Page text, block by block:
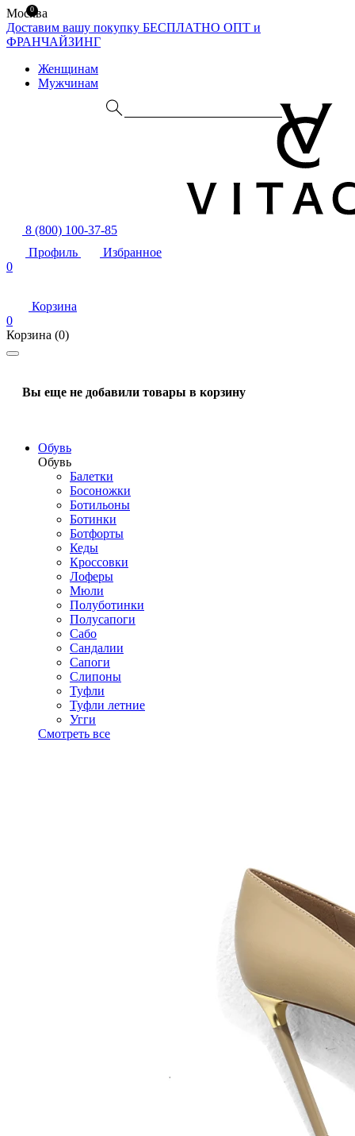
Москва
Доставим вашу покупку БЕСПЛАТНО ОПТ и
ФРАНЧАЙЗИНГ
Женщинам
Мужчинам
8 (800) 100-37-85
Профиль
Избранное
0
Корзина
0
Корзина (0)
Вы еще не добавили товары в корзину
Обувь
Обувь
Балетки
Босоножки
Ботильоны
Ботинки
Ботфорты
Кеды
Кроссовки
Лоферы
Мюли
Полуботинки
Полусапоги
Сабо
Сандалии
Сапоги
Слипоны
Туфли
Туфли летние
Угги
Смотреть все
0